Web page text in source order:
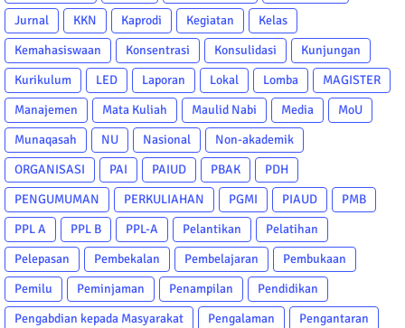
Jurnal
KKN Kaprodi Kegiatan
Kelas
Kemahasiswaan
Konsentrasi Konsulidasi
Kunjungan
Kurikulum
LED Laporan Lokal Lomba
MAGISTER
Manajemen
Mata Kuliah Maulid Nabi Media
MoU
Munaqasah
NU Nasional
Non-akademik
ORGANISASI
PAI PAIUD PBAK
PDH
PENGUMUMAN
PERKULIAHAN PGMI PIAUD
PMB
PPL A
PPL B PPL-A Pelantikan
Pelatihan
Pelepasan
Pembekalan Pembelajaran
Pembukaan
Pemilu
Peminjaman Penampilan
Pendidikan
Pengabdian kepada Masyarakat
Pengalaman
Pengantaran